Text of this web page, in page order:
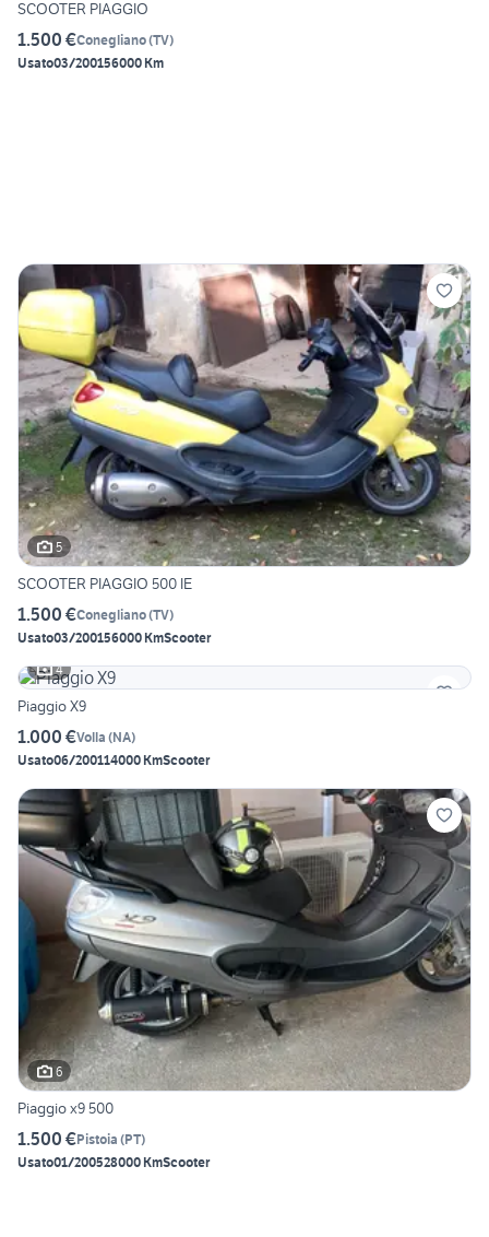
SCOOTER PIAGGIO
1.500 €Conegliano(TV)
Usato03/200156000 Km
5
SCOOTER PIAGGIO 500 IE
1.500 €Conegliano(TV)
Usato03/200156000 KmScooter
4
Piaggio X9
1.000 €Volla (NA)
Usato06/200114000 KmScooter
6
Piaggio x9 500
1.500 €Pistoia (PT)
Usato01/200528000 KmScooter